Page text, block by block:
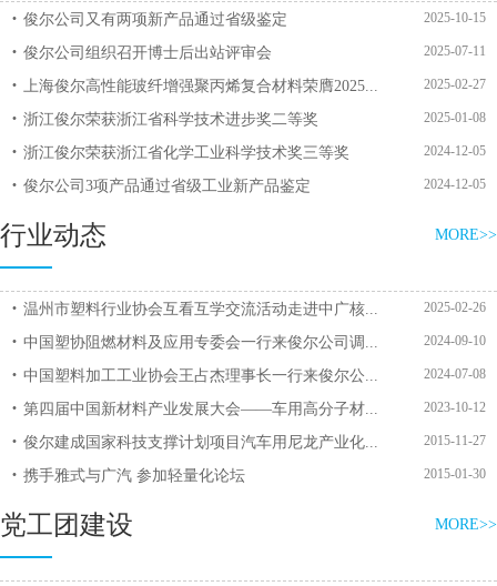
命
俊尔公司又有两项新产品通过省级鉴定 2025-10-15
俊尔公司组织召开博士后出站评审会 2025-07-11
上海俊尔高性能玻纤增强聚丙烯复合材料荣膺2025... 2025-02-27
浙江俊尔荣获浙江省科学技术进步奖二等奖 2025-01-08
浙江俊尔荣获浙江省化学工业科学技术奖三等奖 2024-12-05
俊尔公司3项产品通过省级工业新产品鉴定 2024-12-05
行业动态 MORE>>
温州市塑料行业协会互看互学交流活动走进中广核... 2025-02-26
中国塑协阻燃材料及应用专委会一行来俊尔公司调... 2024-09-10
中国塑料加工工业协会王占杰理事长一行来俊尔公... 2024-07-08
第四届中国新材料产业发展大会——车用高分子材... 2023-10-12
俊尔建成国家科技支撑计划项目汽车用尼龙产业化... 2015-11-27
携手雅式与广汽 参加轻量化论坛 2015-01-30
党工团建设 MORE>>